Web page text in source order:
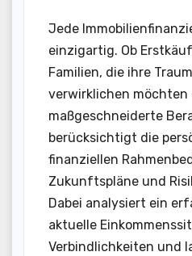
Jede
einzigartig. Ob
Familien, die ihre
verwirklichen möchten
maßgeschneiderte
berücksichtigt die
finanziellen
Zukunftspläne und
Dabei analysiert ein
aktuelle
Verbindlichkeiten und